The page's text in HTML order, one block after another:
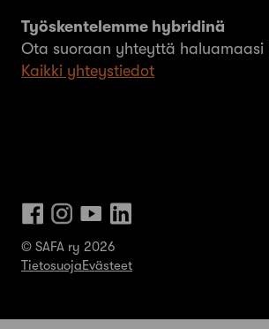
Työskentelemme hybridinä
Ota suoraan yhteyttä haluamaasi
Kaikki yhteystiedot
© SAFA ry 2026
TietosuojaEvästeet